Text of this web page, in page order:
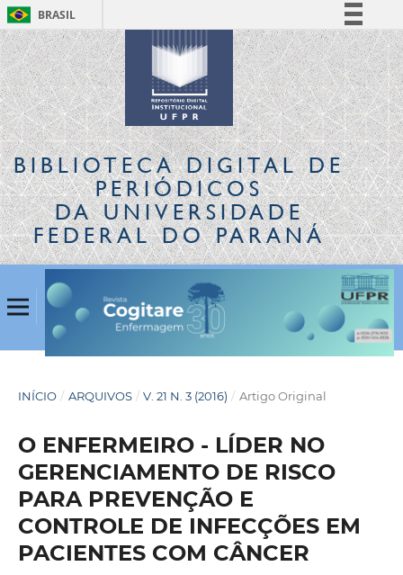
BRASIL
Simplifique!
Comunica BR
Participe
Acesso à informação
Legislação
Canais
BIBLIOTECA DIGITALDE
PERIÓDICOS
DA UNIVERSIDADE
FEDERAL DO PARANÁ
INÍCIO / ARQUIVOS / V. 21 N. 3 (2016) / Artigo Original
O ENFERMEIRO - LÍDER NO
GERENCIAMENTO DE RISCO
PARA PREVENÇÃO E
CONTROLE DE INFECÇÕES EM
PACIENTES COM CÂNCER